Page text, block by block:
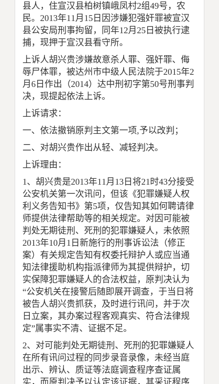
县人，住宣汉县柏树镇峨凤村2组49号，农
民。 2013年11 月 15 日因涉嫌犯强奸罪被宣汉
县公安局刑事拘留，同年12月 25 日被执行逮
捕，现押于宣汉县看守所。
上诉人胡兴贵涉嫌故意杀人罪、强奸罪、侮
辱尸体罪，被达州市中级人民法院于2015年2
月 6 日作出（2014）达中刑初字第50号刑事判
决，现提起依法上诉。
上诉请求：
一、依法撤销原判主文第一项,予以改判；
二、对胡兴贵作出从轻、减轻判决。
上诉理由：
1 、胡兴贵是2013年11 月 13 日将21 时43分接受
公安机关第一次讯问，但该《犯罪嫌疑人权
利义务告知书》第5项，仅告知其如何聘请律
师提供法律帮助等的相关规定。对因可能被
判处无期徒刑、死刑的犯罪嫌疑人，未依照
2013年10月 1 日新施行的刑事诉讼法（修正
案）有关规定告知有权委托辩护人或应当通
知法律援助机构指派律师为其提供辩护，切
实保障犯罪嫌疑人的合法权益，原判决认为
“公安机关在接警后随即展开调查，于当日将
被告人胡兴贵抓获，及时进行讯问，并于次
日立案，其办案过程客观真实、符合法律规
定”属事实不清、证据不足。
2、对可能判处无期徒刑、死刑的犯罪嫌疑人
在所有讯问过程的同步录音录像， 未经当庭
出示、辨认、质证等法庭调查程序查证属
实， 而原判决予以认定该证据，其采证程序